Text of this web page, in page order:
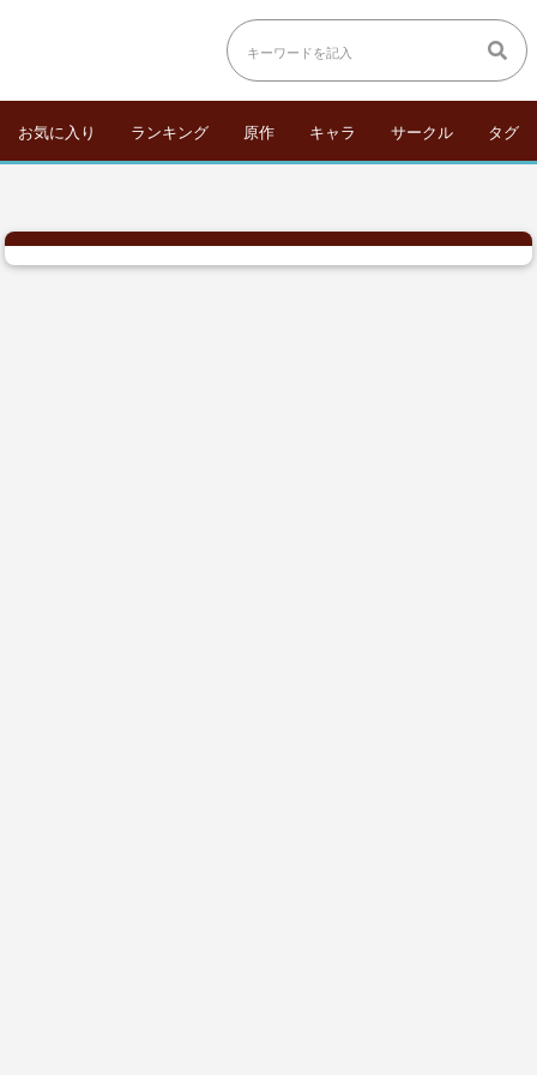
お気に入り ランキング 原作 キャラ サークル タグ